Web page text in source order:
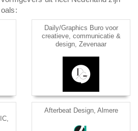
Daily/Graphics Buro voor
creatieve, communicatie &
design, Zevenaar
Afterbeat Design, Almere